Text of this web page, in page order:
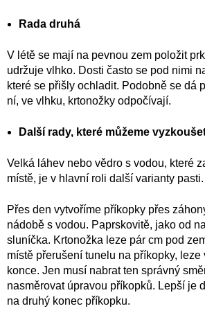
Rada druhá
V létě se mají na pevnou zem položit
udržuje vlhko. Dosti často se pod nimi
které se přišly ochladit. Podobně se dá
ní, ve vlhku, krtonožky odpočívají.
Další rady, které můžeme
Velká láhev nebo vědro s vodou, které
místě, je v hlavní roli další varianty pasti.
Přes den vytvoříme příkopky přes
nádobě s vodou. Paprskovitě, jako od
sluníčka. Krtonožka leze pár cm pod
místě přerušení tunelu na příkopky,
konce. Jen musí nabrat ten správný
nasměrovat úpravou příkopků. Lepší je
na druhý konec příkopku.